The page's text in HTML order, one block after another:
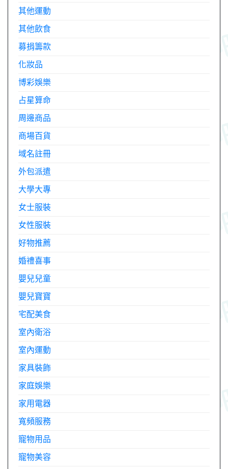
其他運動
其他飲食
募捐籌款
化妝品
博彩娛樂
占星算命
周邊商品
商場百貨
域名註冊
外包派遣
大學大專
女士服裝
女性服裝
好物推薦
婚禮喜事
嬰兒兒童
嬰兒寶寶
宅配美食
室內衛浴
室內運動
家具裝飾
家庭娛樂
家用電器
寬頻服務
寵物用品
寵物美容